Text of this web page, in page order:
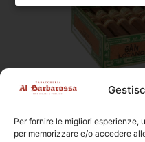
Per fornire le migliori
per memorizzare e/o accedere
AJ
AJ Fernandez San